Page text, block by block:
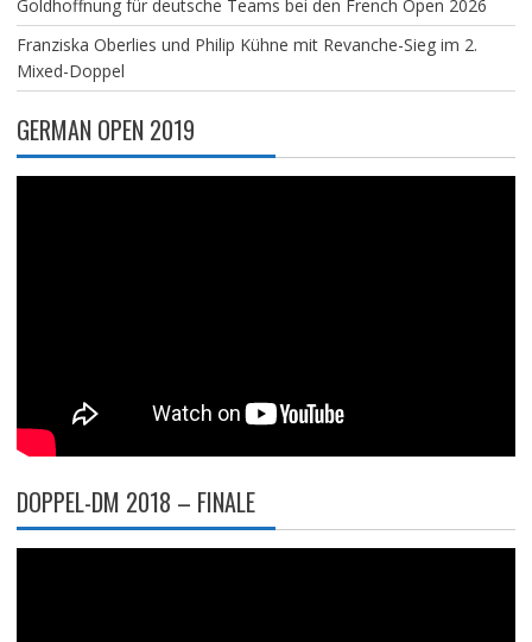
Goldhoffnung für deutsche Teams bei den French Open 2026
Franziska Oberlies und Philip Kühne mit Revanche-Sieg im 2.
Mixed-Doppel
GERMAN OPEN 2019
DOPPEL-DM 2018 – FINALE